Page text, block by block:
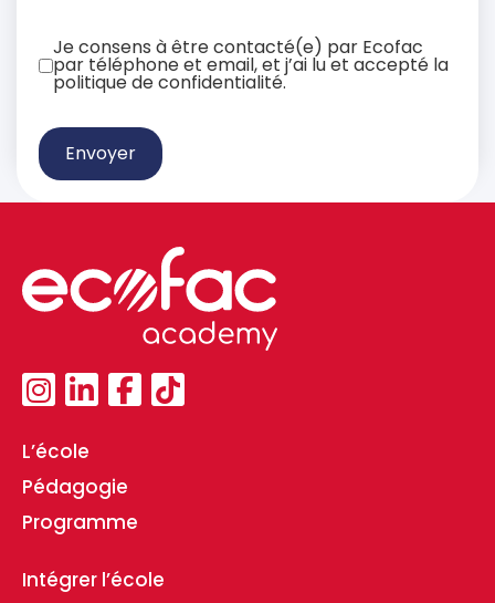
Je consens à être contacté(e) par Ecofac
par téléphone et email, et j’ai lu et accepté la
politique de confidentialité.
Envoyer
L’école
Pédagogie
Programme
Intégrer l’école